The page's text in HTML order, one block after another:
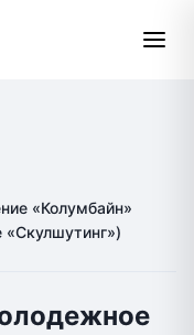
«Колумбайн»
«Скулшутинг»)